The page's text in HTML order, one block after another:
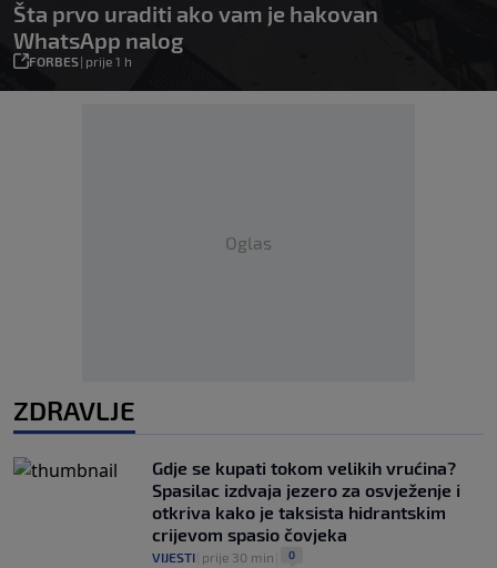
Šta prvo uraditi ako vam je hakovan
WhatsApp nalog
FORBES| prije 1 h
Oglas
ZDRAVLJE
Gdje se kupati tokom velikih vrućina?
Spasilac izdvaja jezero za osvježenje i
otkriva kako je taksista hidrantskim
crijevom spasio čovjeka
VIJESTI prije 30 min 0